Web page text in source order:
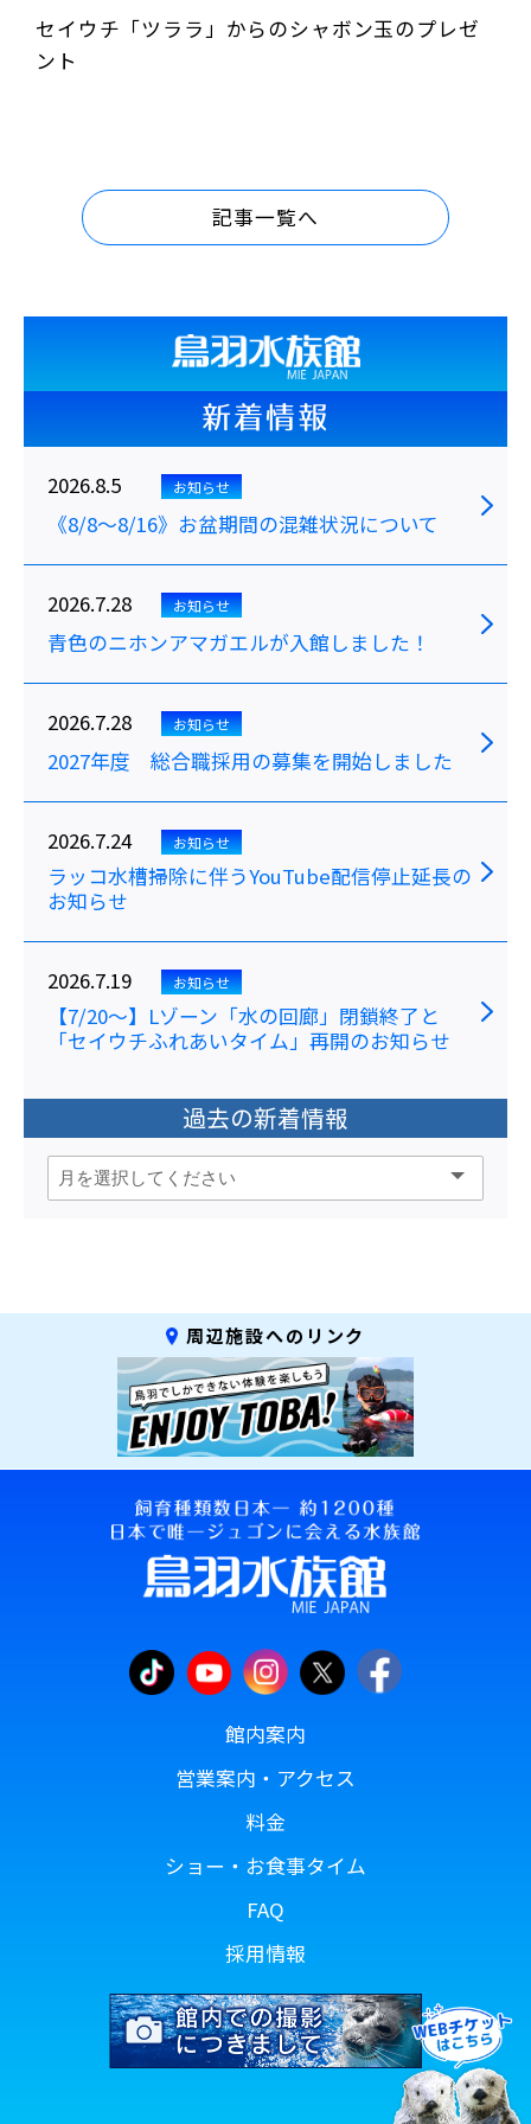
セイウチ「ツララ」からのシャボン玉のプレゼ
ント
記事一覧へ
新着情報
2026.8.5 お知らせ
《8/8～8/16》お盆期間の混雑状況について
2026.7.28 お知らせ
青色のニホンアマガエルが入館しました！
2026.7.28 お知らせ
2027年度 総合職採用の募集を開始しました
2026.7.24 お知らせ
ラッコ水槽掃除に伴うYouTube配信停止延長の
お知らせ
2026.7.19 お知らせ
【7/20～】Lゾーン「水の回廊」閉鎖終了と
「セイウチふれあいタイム」再開のお知らせ
過去の新着情報
周辺施設へのリンク
館内案内
営業案内・アクセス
料金
ショー・お食事タイム
FAQ
採用情報